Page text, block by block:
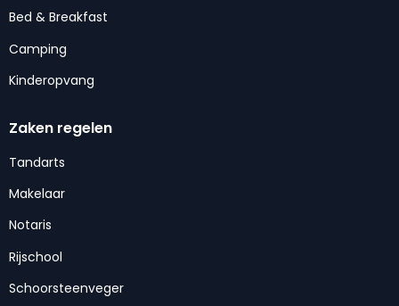
Bed & Breakfast
Camping
Kinderopvang
Zaken regelen
Tandarts
Makelaar
Notaris
Rijschool
Schoorsteenveger